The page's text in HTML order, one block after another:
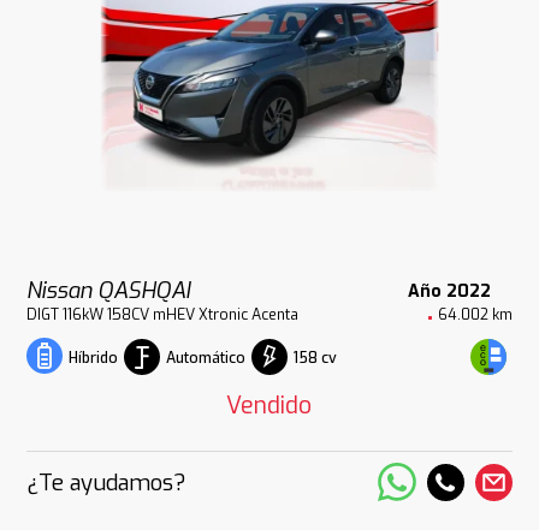
Nissan QASHQAI Año 2022
DIGT 116kW 158CV mHEV Xtronic Acenta 64.002 km
Híbrido Automático 158 cv
Vendido
¿Te ayudamos?